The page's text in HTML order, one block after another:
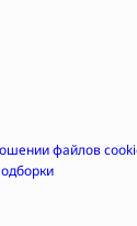
файлов